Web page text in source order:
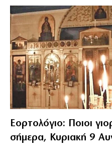
Εορτολόγιο: Ποιοι
σήμερα, Κυριακή 9